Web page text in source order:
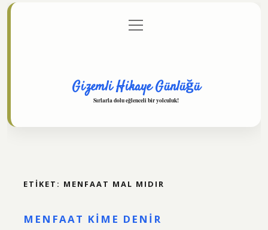
Gizlilik Politikası
menüyü
aç
Gizemli Hikaye Günlüğü
Sırlarla dolu eğlenceli bir yolculuk!
ETIKET: MENFAAT MAL MIDIR
MENFAAT KIME DENIR